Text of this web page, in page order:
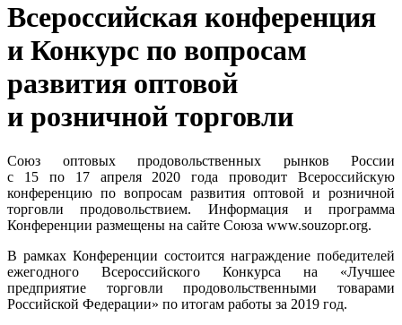
Всероссийская конференция
и Конкурс по вопросам
развития оптовой
и розничной торговли
Союз оптовых продовольственных рынков России
с 15 по 17 апреля 2020 года проводит Всероссийскую
конференцию по вопросам развития оптовой и розничной
торговли продовольствием. Информация и программа
Конференции размещены на сайте Союза www.souzopr.org.
В рамках Конференции состоится награждение победителей
ежегодного Всероссийского Конкурса на «Лучшее
предприятие торговли продовольственными товарами
Российской Федерации» по итогам работы за 2019 год.